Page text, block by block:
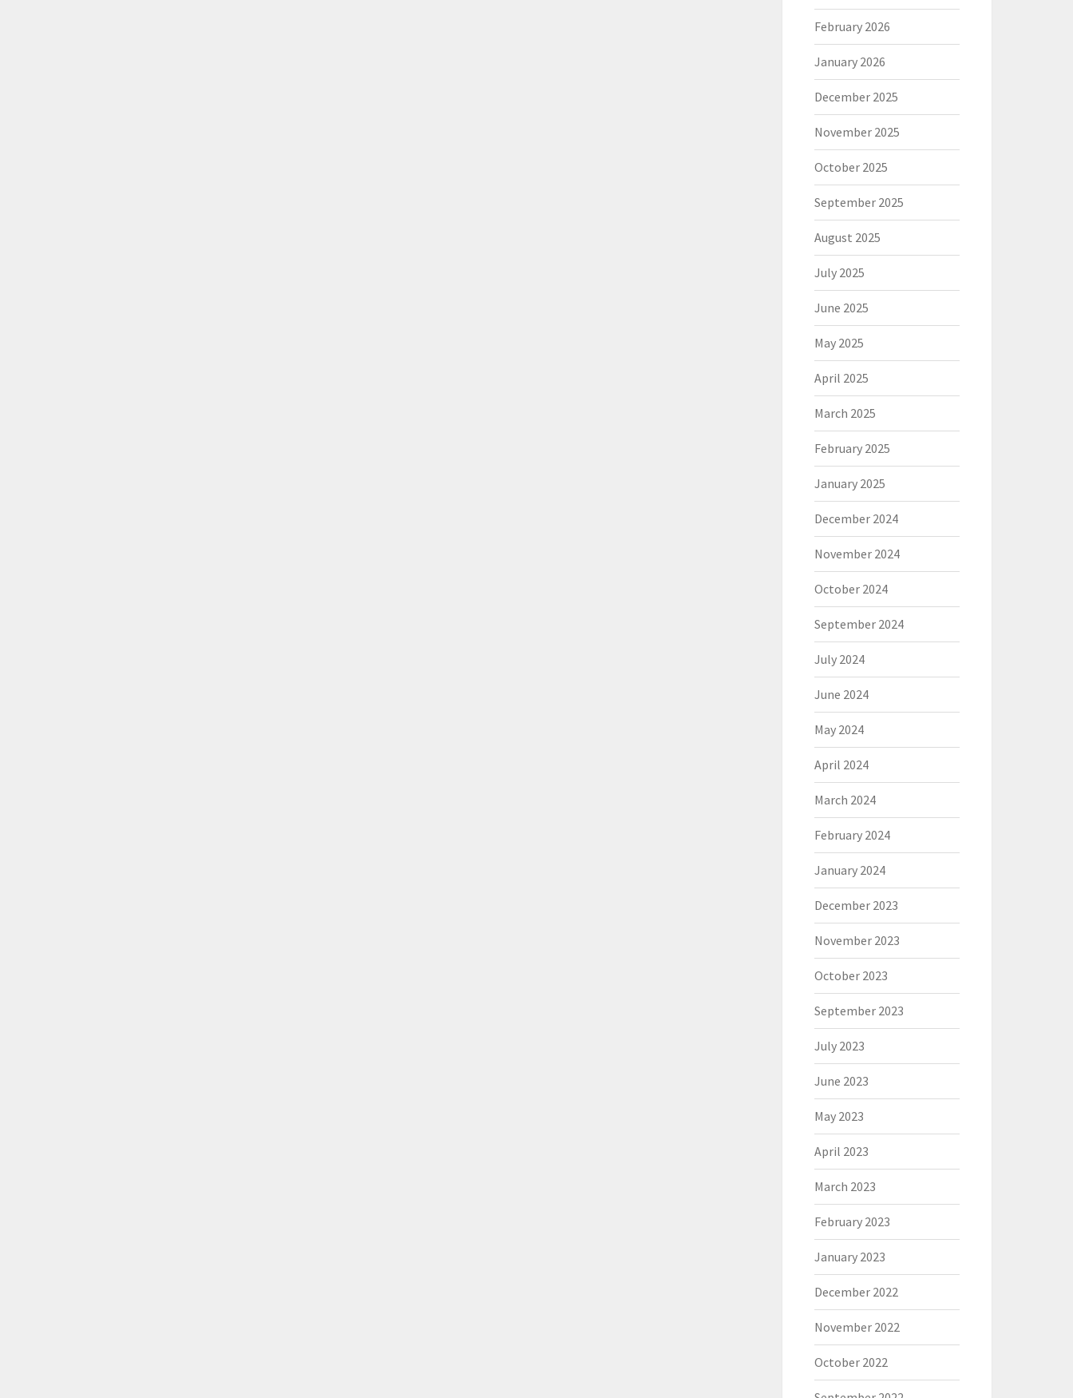
February 2026
January 2026
December 2025
November 2025
October 2025
September 2025
August 2025
July 2025
June 2025
May 2025
April 2025
March 2025
February 2025
January 2025
December 2024
November 2024
October 2024
September 2024
July 2024
June 2024
May 2024
April 2024
March 2024
February 2024
January 2024
December 2023
November 2023
October 2023
September 2023
July 2023
June 2023
May 2023
April 2023
March 2023
February 2023
January 2023
December 2022
November 2022
October 2022